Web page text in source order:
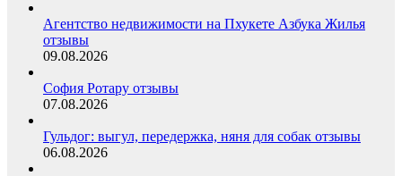
Агентство недвижимости на Пхукете Азбука Жилья
отзывы
09.08.2026
София Ротару отзывы
07.08.2026
Гульдог: выгул, передержка, няня для собак отзывы
06.08.2026